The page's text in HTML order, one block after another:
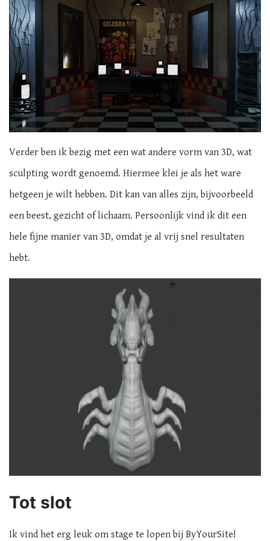
Verder ben ik bezig met een wat andere vorm van 3D, wat
sculpting wordt genoemd. Hiermee klei je als het ware
hetgeen je wilt hebben. Dit kan van alles zijn, bijvoorbeeld
een beest, gezicht of lichaam. Persoonlijk vind ik dit een
hele fijne manier van 3D, omdat je al vrij snel resultaten
hebt.
Tot slot
Ik vind het erg leuk om stage te lopen bij ByYourSite!